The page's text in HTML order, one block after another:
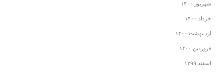
شهریور ۱۴۰۰
خرداد ۱۴۰۰
اردیبهشت ۱۴۰۰
فروردین ۱۴۰۰
اسفند ۱۳۹۹